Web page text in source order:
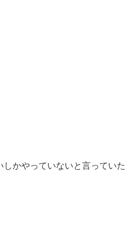
しかやっていないと言っていた